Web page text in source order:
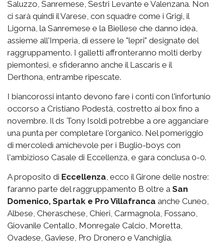
Saluzzo, Sanremese, Sestri Levante e Valenzana. Non
ci sarà quindi il Varese, con squadre come i Grigi, il
Ligorna, la Sanremese e la Biellese che danno idea,
assieme all'Imperia, di essere le "lepri" designate del
raggruppamento. I galletti affronteranno molti derby
piemontesi, e sfideranno anche il Lascaris e il
Derthona, entrambe ripescate.
I biancorossi intanto devono fare i conti con l'infortunio
occorso a Cristiano Podestà, costretto ai box fino a
novembre. Il ds Tony Isoldi potrebbe a ore agganciare
una punta per completare l'organico. Nel pomeriggio
di mercoledì amichevole per i Buglio-boys con
l'ambizioso Casale di Eccellenza, e gara conclusa 0-0.
A proposito di Eccellenza, ecco il Girone delle nostre:
faranno parte del raggruppamento B oltre a San
Domenico, Spartak e Pro Villafranca anche Cuneo,
Albese, Cheraschese, Chieri, Carmagnola, Fossano,
Giovanile Centallo, Monregale Calcio, Moretta,
Ovadese, Gaviese, Pro Dronero e Vanchiglia.